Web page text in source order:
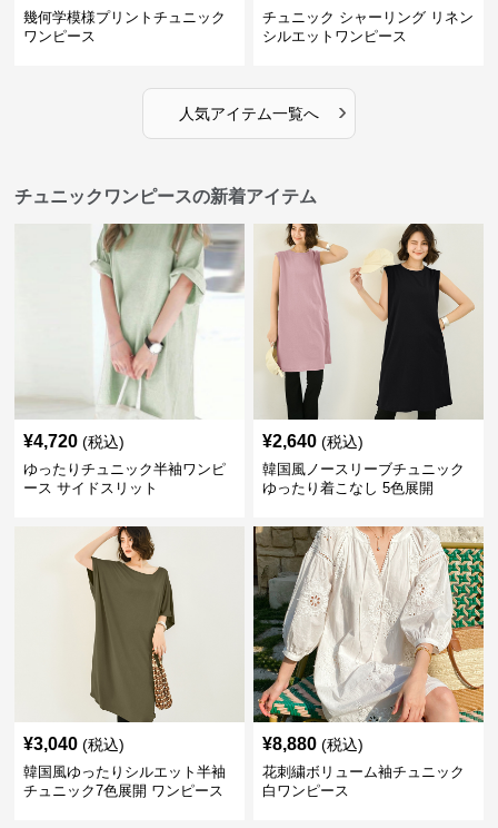
幾何学模様プリントチュニック
ワンピース
チュニック シャーリング リネン
シルエットワンピース
人気アイテム一覧へ ›
チュニックワンピースの新着アイテム
¥4,720 (税込)
ゆったりチュニック半袖ワンピ
ース サイドスリット
¥2,640 (税込)
韓国風ノースリーブチュニック
ゆったり着こなし 5色展開
¥3,040 (税込)
韓国風ゆったりシルエット半袖
チュニック7色展開 ワンピース
¥8,880 (税込)
花刺繍ボリューム袖チュニック
白ワンピース